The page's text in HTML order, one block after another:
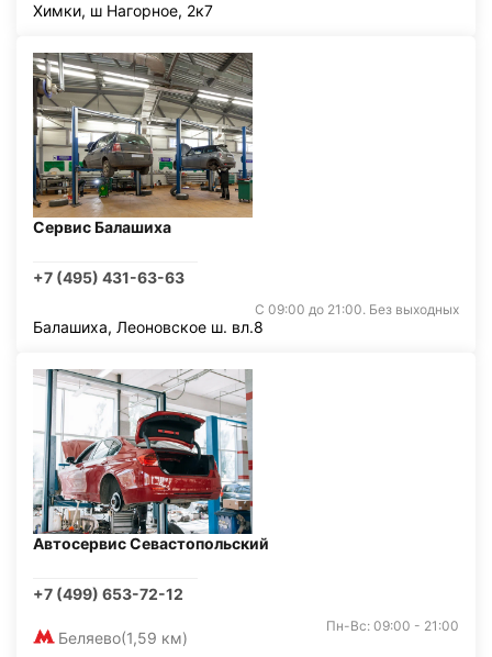
Химки, ш Нагорное, 2к7
Сервис Балашиха
+7 (495) 431-63-63
С 09:00 до 21:00. Без выходных
Балашиха, Леоновское ш. вл.8
Автосервис Севастопольский
+7 (499) 653-72-12
Беляево(1,59 км)
Пн-Вс: 09:00 - 21:00